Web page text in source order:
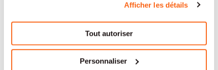
Afficher les détails
Tout autoriser
Personnaliser
TIPO